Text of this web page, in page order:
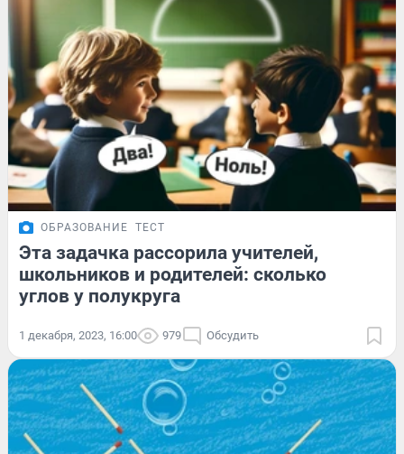
ОБРАЗОВАНИЕ ТЕСТ
Эта задачка рассорила учителей,
школьников и родителей: сколько
углов у полукруга
1 декабря, 2023, 16:00 979 Обсудить